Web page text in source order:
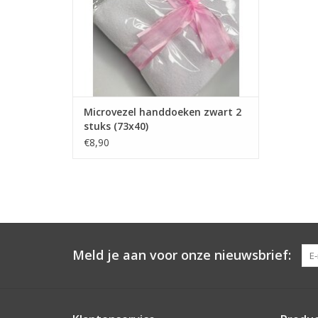
Handdoek verwarmer/UV sterilisator
Snelle levering en lage verzendkosten
TOEVOEGEN AAN WINKELWAGEN
Microvezel handdoeken zwart 2
stuks (73x40)
€8,90
Meld je aan voor onze nieuwsbrief: